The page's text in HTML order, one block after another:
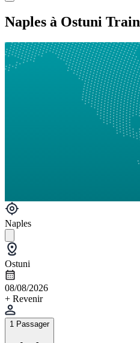
Naples à Ostuni Train
Naples
Ostuni
08/08/2026
+ Revenir
1 Passager